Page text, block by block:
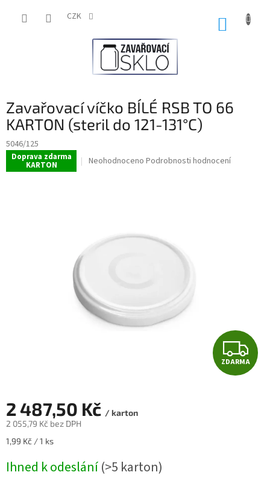
CZK
Zavařovací víčko BÍLÉ RSB TO 66
KARTON (steril do 121-131°C)
5046/125
Doprava zdarma
KARTON
Průměrné
hvězdiček.
Neohodnoceno Podrobnosti hodnocení
Z
D
ZDARMA
2 487,50 Kč / karton
2 055,79 Kč bez DPH
Měrná
1,99 Kč / 1 ks
Ihned k odeslání(>5 karton)